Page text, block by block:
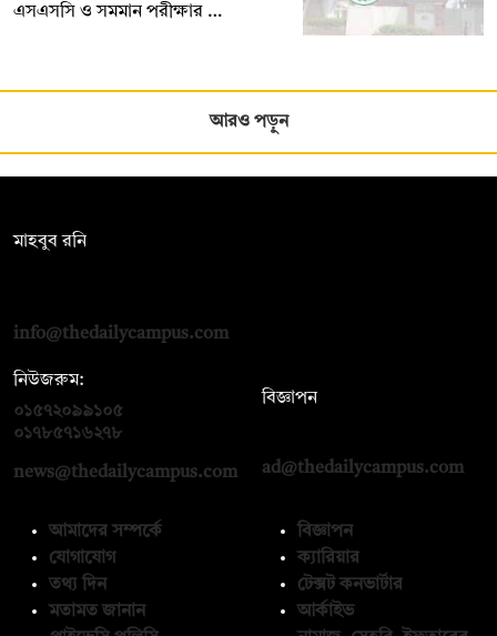
এসএসসি ও সমমান পরীক্ষার …
আরও পড়ুন
মাহবুব রনি
info@thedailycampus.com
নিউজরুম:
০১৫৭২০৯৯১০৫
০১৭৮৫৭১৬২৭৮
news@thedailycampus.com
বিজ্ঞাপন
ad@thedailycampus.com
আমাদের সম্পর্কে
যোগাযোগ
তথ্য দিন
মতামত জানান
বিজ্ঞাপন
ক্যারিয়ার
টেক্সট কনভার্টার
আর্কাইভ